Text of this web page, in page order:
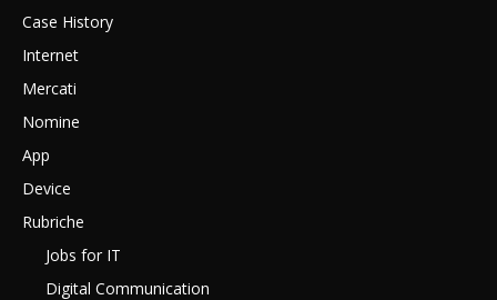
Case History
Internet
Mercati
Nomine
App
Device
Rubriche
Jobs for IT
Digital Communication